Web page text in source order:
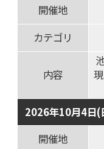
開催地
カテゴリ
内容
2026年10月4日(
開催地